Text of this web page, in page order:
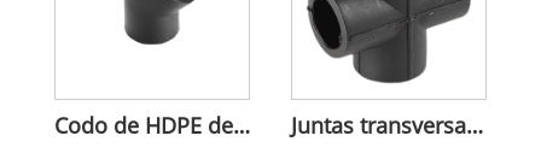
Codo de HDPE de 45° para dirección de flujo Juntas transversales iguales de HDPE para conexión de tuberías